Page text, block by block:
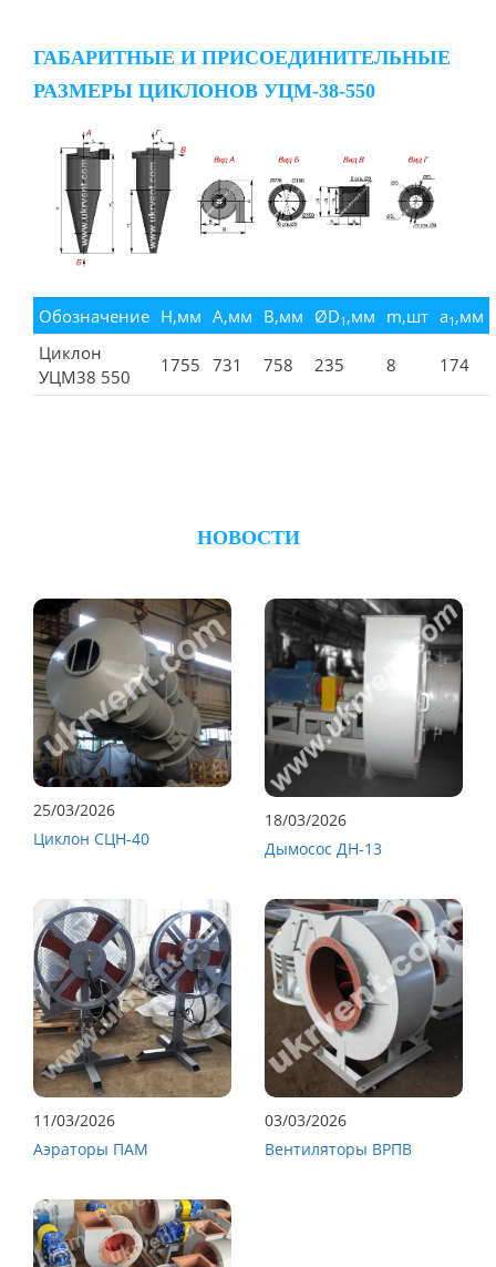
ГАБАРИТНЫЕ И ПРИСОЕДИНИТЕЛЬНЫЕ
РАЗМЕРЫ ЦИКЛОНОВ УЦМ-38-550
Обозначение Н,мм А,мм B,мм ØD1 ,мм m,шт а1 ,мм
Циклон
УЦМ38 550
1755 731 758 235 8 174
НОВОСТИ
25/03/2026
Циклон СЦН-40
18/03/2026
Дымосос ДН-13
11/03/2026
Аэраторы ПАМ
03/03/2026
Вентиляторы ВРПВ